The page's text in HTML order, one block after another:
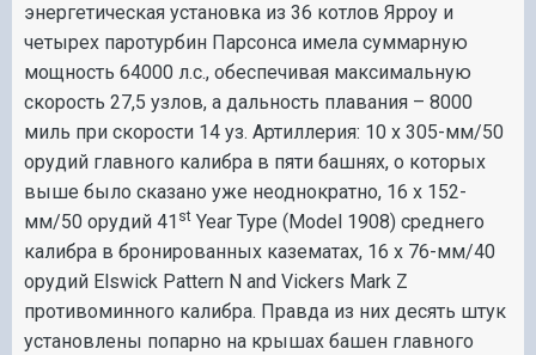
энергетическая установка из 36 котлов Ярроу и
четырех паротурбин Парсонса имела суммарную
мощность 64000 л.с., обеспечивая максимальную
скорость 27,5 узлов, а дальность плавания – 8000
миль при скорости 14 уз. Артиллерия: 10 х 305-мм/50
орудий главного калибра в пяти башнях, о которых
выше было сказано уже неоднократно, 16 х 152-
мм/50 орудий 41 st Year Type (Model 1908) среднего
калибра в бронированных казематах, 16 х 76-мм/40
орудий Elswick Pattern N and Vickers Mark Z
противоминного калибра. Правда из них десять штук
установлены попарно на крышах башен главного